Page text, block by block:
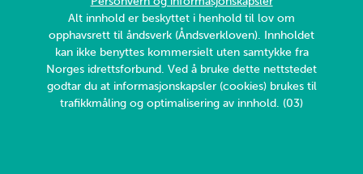
Alt innhold er beskyttet i henhold til lov om
opphavsrett til åndsverk (Åndsverkloven). Innholdet
kan ikke benyttes kommersielt uten samtykke fra
Norges idrettsforbund. Ved å bruke dette nettstedet
godtar du at informasjonskapsler (cookies) brukes til
trafikkmåling og optimalisering av innhold. (03)